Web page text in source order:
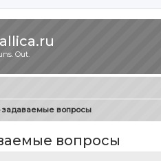
Out.
задаваемые вопросы
вопросы